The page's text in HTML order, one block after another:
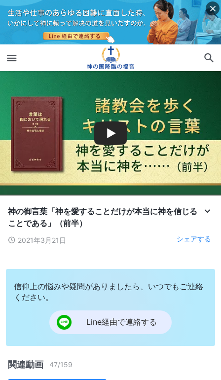
神の御言葉「神を愛することだけが本当に神を信じる
ことである」（前半）
2021年3月21日 シェアする
信仰上の悩みや疑問がありましたら、いつでもご連絡
ください。
Line経由で連絡する
関連動画 47/159